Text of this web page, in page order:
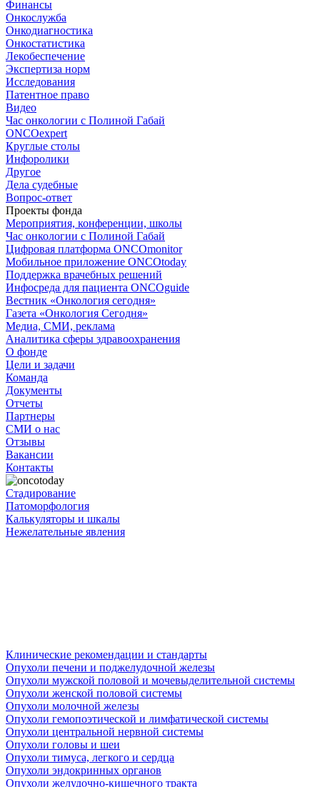
Финансы
Онкослужба
Онкодиагностика
Онкостатистика
Лекобеспечение
Экспертиза норм
Исследования
Патентное право
Видео
Час онкологии с Полиной Габай
ONCOexpert
Круглые столы
Инфоролики
Другое
Дела судебные
Вопрос-ответ
Проекты фонда
Мероприятия, конференции, школы
Час онкологии с Полиной Габай
Цифровая платформа ONCOmonitor
Мобильное приложение ONCOtoday
Поддержка врачебных решений
Инфосреда для пациента ONCOguide
Вестник «Онкология сегодня»
Газета «Онкология Сегодня»
Медиа, СМИ, реклама
Аналитика сферы здравоохранения
О фонде
Цели и задачи
Команда
Документы
Отчеты
Партнеры
СМИ о нас
Отзывы
Вакансии
Контакты
Стадирование
Патоморфология
Калькуляторы и шкалы
Нежелательные явления
Клинические рекомендации и стандарты
Опухоли печени и поджелудочной железы
Опухоли мужской половой и мочевыделительной системы
Опухоли женской половой системы
Опухоли молочной железы
Опухоли гемопоэтической и лимфатической системы
Опухоли центральной нервной системы
Опухоли головы и шеи
Опухоли тимуса, легкого и сердца
Опухоли эндокринных органов
Опухоли желудочно-кишечного тракта